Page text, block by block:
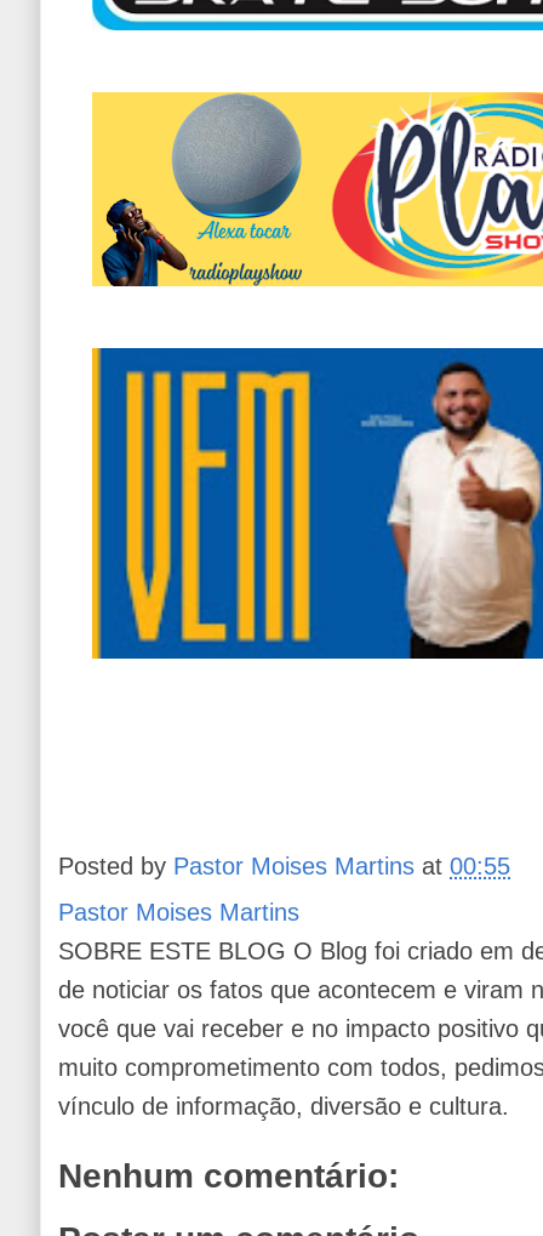
Posted by Pastor Moises Martins at00:55
Pastor Moises Martins
SOBRE ESTE BLOG O Blog foi criado em
de noticiar os fatos que acontecem e viram
você que vai receber e no impacto positivo
muito comprometimento com todos,
vínculo de informação, diversão e cultura.
Nenhum comentário: